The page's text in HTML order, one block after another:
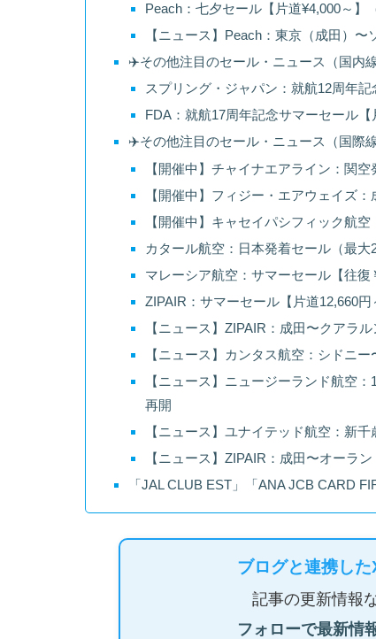
Peach：七夕セール【片道¥4,000～】
【ニュース】Peach：東京（成田）
✈️その他注目のセール・ニュース（国内線
スプリング・ジャパン：就航12周年
FDA：就航17周年記念サマーセール【
✈️その他注目のセール・ニュース（国際線
【開催中】チャイナエアライン：関
【開催中】フィジー・エアウェイズ
【開催中】キャセイパシフィック航
カタール航空：日本発着セール（最大
マレーシア航空：サマーセール【往復
ZIPAIR：サマーセール【片道12,660円
【ニュース】ZIPAIR：成田〜クアラ
【ニュース】カンタス航空：シドニ
【ニュース】ニュージーランド航空
再開
【ニュース】ユナイテッド航空：新
【ニュース】ZIPAIR：成田〜オーラ
「JAL CLUB EST」「ANA JCB CARD
ブログと連携し
記事の更新情報
フォローで最新情